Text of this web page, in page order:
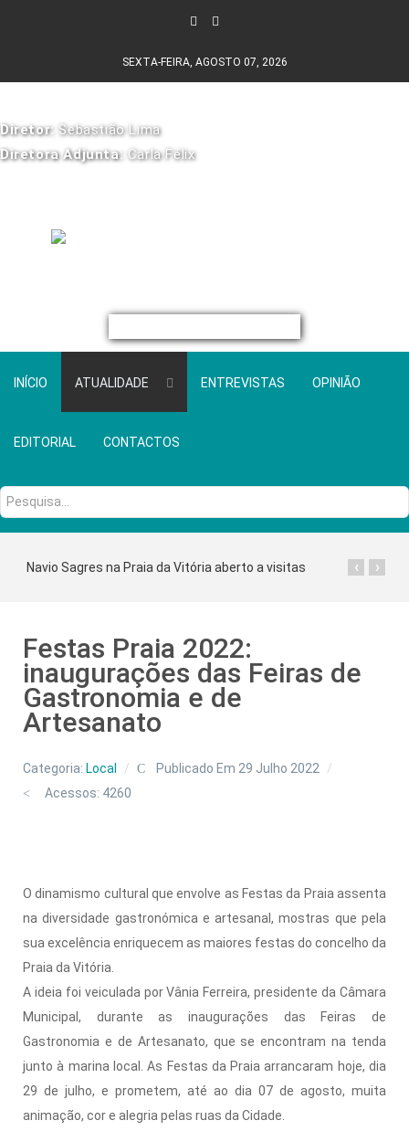
SEXTA-FEIRA, AGOSTO 07, 2026
Diretor: Sebastião Lima
Diretora Adjunta: Carla Félix
INÍCIO ATUALIDADE ENTREVISTAS OPINIÃO
EDITORIAL CONTACTOS
Pesquisa...
Navio Sagres na Praia da Vitória aberto a visitas ›
‹
Festas Praia 2022:
inaugurações das Feiras de
Gastronomia e de
Artesanato
Categoria: Local
Publicado Em 29 Julho 2022
Acessos: 4260
O dinamismo cultural que envolve as Festas da Praia assenta
na diversidade gastronómica e artesanal, mostras que pela
sua excelência enriquecem as maiores festas do concelho da
Praia da Vitória.
A ideia foi veiculada por Vânia Ferreira, presidente da Câmara
Municipal, durante as inaugurações das Feiras de
Gastronomia e de Artesanato, que se encontram na tenda
junto à marina local. As Festas da Praia arrancaram hoje, dia
29 de julho, e prometem, até ao dia 07 de agosto, muita
animação, cor e alegria pelas ruas da Cidade.